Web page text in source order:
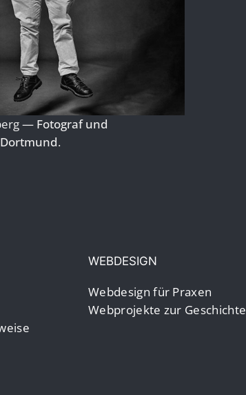
— Fotograf und
.
WEBDESIGN
Webdesign für Praxen
Webprojekte zur Geschichte